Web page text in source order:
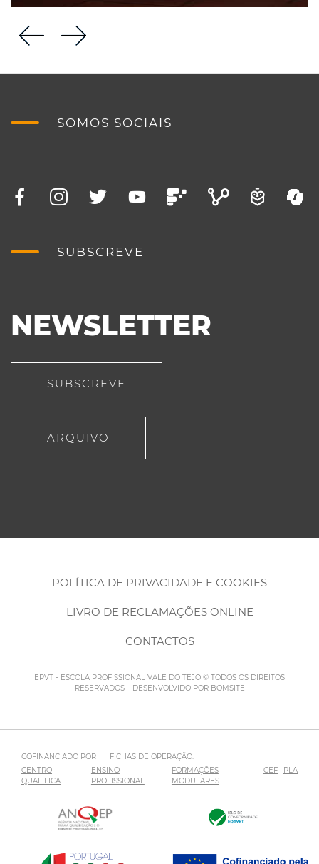
SOMOS SOCIAIS
SUBSCREVE
NEWSLETTER
SUBSCREVE
ARQUIVO
POLÍTICA DE PRIVACIDADE E COOKIES
LIVRO DE RECLAMAÇÕES ONLINE
CONTACTOS
EPVT - ESCOLA PROFISSIONAL VALE DO TEJO © TODOS OS DIREITOS
RESERVADOS – DESENVOLVIDO POR BOMSITE
COFINANCIADO POR |
FICHAS DE OPERAÇÃO:
CENTRO
QUALIFICA
ENSINO
PROFISSIONAL
FORMAÇÕES
MODULARES
CEF PLA